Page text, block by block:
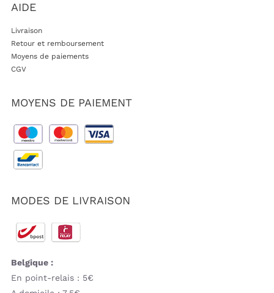
AIDE
Livraison
Retour et remboursement
Moyens de paiements
CGV
MOYENS DE PAIEMENT
MODES DE LIVRAISON
Belgique :
En point-relais : 5€